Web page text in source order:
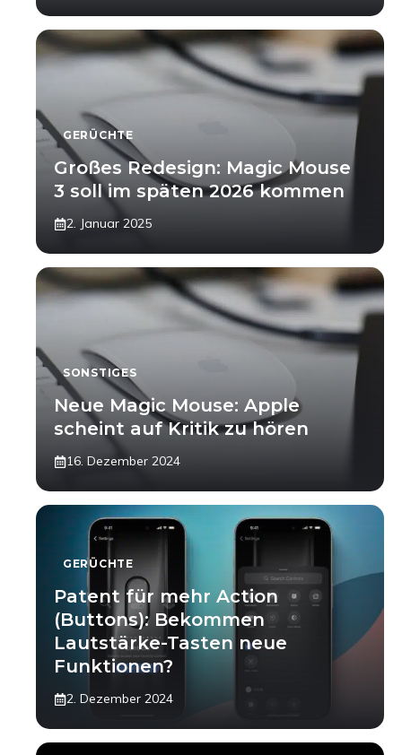
GERÜCHTE
Großes Redesign: Magic Mouse
3 soll im späten 2026 kommen
2. Januar 2025
SONSTIGES
Neue Magic Mouse: Apple
scheint auf Kritik zu hören
16. Dezember 2024
GERÜCHTE
Patent für mehr Action
(Buttons): Bekommen
Lautstärke-Tasten neue
Funktionen?
2. Dezember 2024